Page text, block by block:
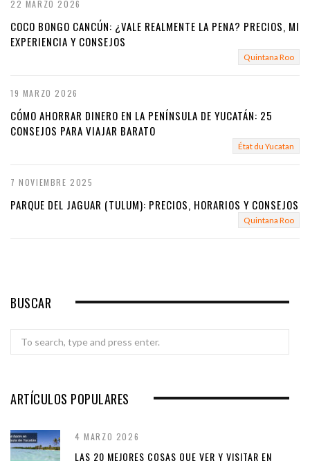
22 MARZO 2026
COCO BONGO CANCÚN: ¿VALE REALMENTE LA PENA? PRECIOS, MI
EXPERIENCIA Y CONSEJOS
Quintana Roo
19 MARZO 2026
CÓMO AHORRAR DINERO EN LA PENÍNSULA DE YUCATÁN: 25
CONSEJOS PARA VIAJAR BARATO
État du Yucatan
7 NOVIEMBRE 2025
PARQUE DEL JAGUAR (TULUM): PRECIOS, HORARIOS Y CONSEJOS
Quintana Roo
BUSCAR
Search
for:
ARTÍCULOS POPULARES
4 MARZO 2026
LAS 20 MEJORES COSAS QUE VER Y VISITAR EN